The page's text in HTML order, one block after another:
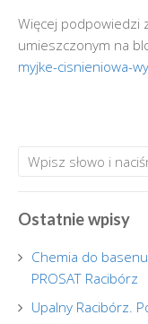
Więcej podpowiedzi
umieszczonym na
myjke-cisnieniowa-
Ostatnie wpisy
Chemia do
PROSAT Racibórz
Upalny Racibórz.